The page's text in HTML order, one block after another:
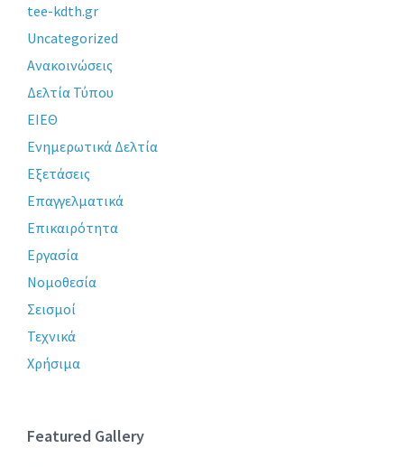
tee-kdth.gr
Uncategorized
Ανακοινώσεις
Δελτία Τύπου
ΕΙΕΘ
Ενημερωτικά Δελτία
Εξετάσεις
Επαγγελματικά
Επικαιρότητα
Εργασία
Νομοθεσία
Σεισμοί
Τεχνικά
Χρήσιμα
Featured Gallery